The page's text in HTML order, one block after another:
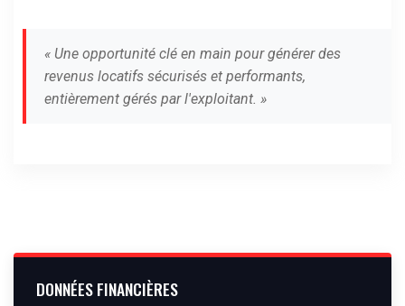
« Une opportunité clé en main pour générer des
revenus locatifs sécurisés et performants,
entièrement gérés par l'exploitant. »
DONNÉES FINANCIÈRES